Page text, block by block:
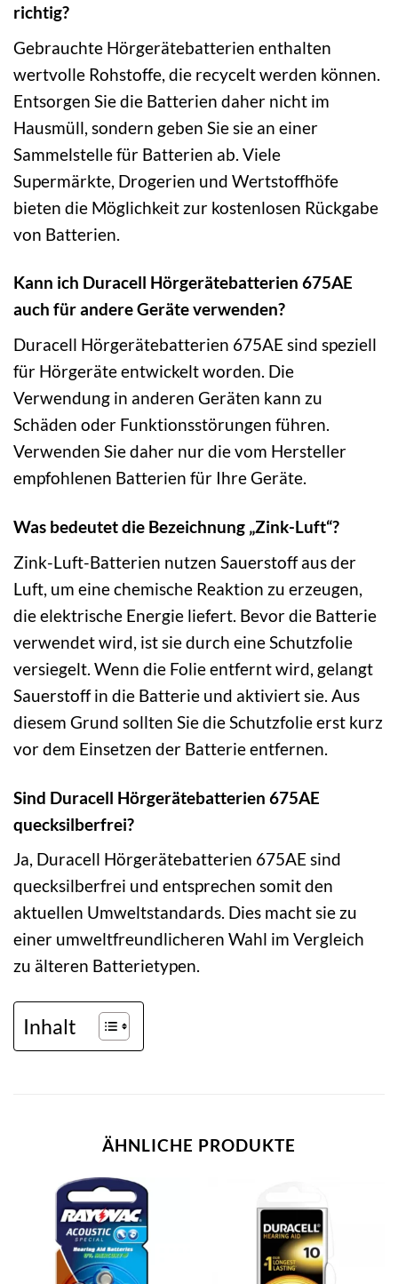
richtig?
Gebrauchte Hörgerätebatterien enthalten
wertvolle Rohstoffe, die recycelt werden können.
Entsorgen Sie die Batterien daher nicht im
Hausmüll, sondern geben Sie sie an einer
Sammelstelle für Batterien ab. Viele
Supermärkte, Drogerien und Wertstoffhöfe
bieten die Möglichkeit zur kostenlosen Rückgabe
von Batterien.
Kann ich Duracell Hörgerätebatterien 675AE
auch für andere Geräte verwenden?
Duracell Hörgerätebatterien 675AE sind speziell
für Hörgeräte entwickelt worden. Die
Verwendung in anderen Geräten kann zu
Schäden oder Funktionsstörungen führen.
Verwenden Sie daher nur die vom Hersteller
empfohlenen Batterien für Ihre Geräte.
Was bedeutet die Bezeichnung „Zink-Luft“?
Zink-Luft-Batterien nutzen Sauerstoff aus der
Luft, um eine chemische Reaktion zu erzeugen,
die elektrische Energie liefert. Bevor die Batterie
verwendet wird, ist sie durch eine Schutzfolie
versiegelt. Wenn die Folie entfernt wird, gelangt
Sauerstoff in die Batterie und aktiviert sie. Aus
diesem Grund sollten Sie die Schutzfolie erst kurz
vor dem Einsetzen der Batterie entfernen.
Sind Duracell Hörgerätebatterien 675AE
quecksilberfrei?
Ja, Duracell Hörgerätebatterien 675AE sind
quecksilberfrei und entsprechen somit den
aktuellen Umweltstandards. Dies macht sie zu
einer umweltfreundlicheren Wahl im Vergleich
zu älteren Batterietypen.
Inhalt
ÄHNLICHE PRODUKTE